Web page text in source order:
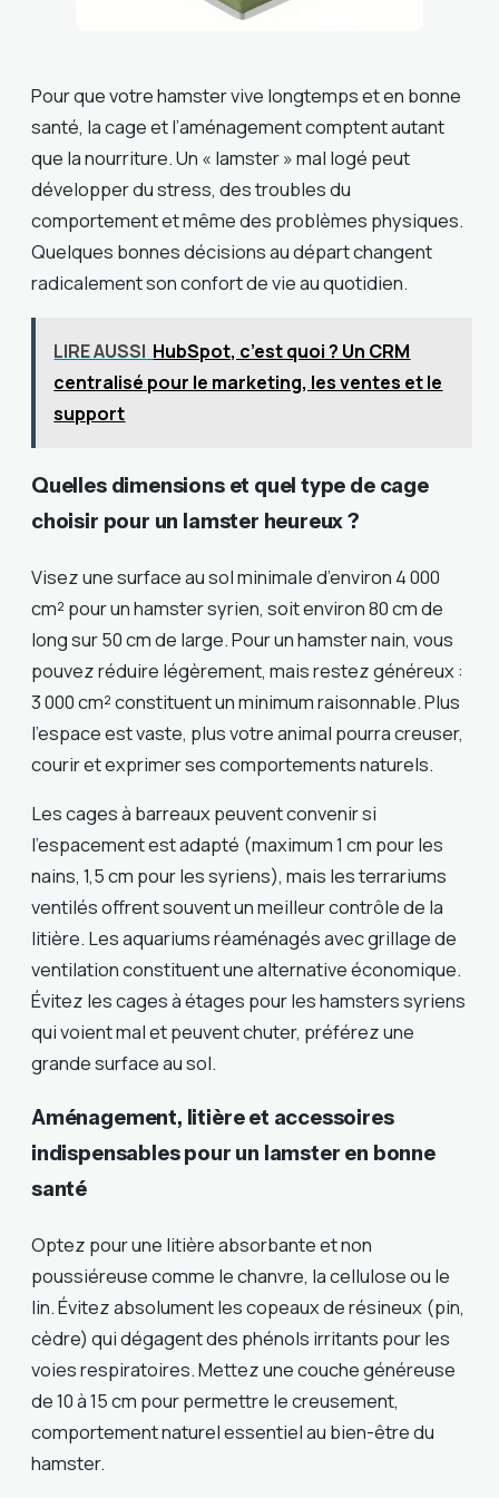
Pour que votre hamster vive longtemps et en bonne
santé, la cage et l’aménagement comptent autant
que la nourriture. Un « lamster » mal logé peut
développer du stress, des troubles du
comportement et même des problèmes physiques.
Quelques bonnes décisions au départ changent
radicalement son confort de vie au quotidien.
LIRE AUSSI HubSpot, c’est quoi ? Un CRM
centralisé pour le marketing, les ventes et le
support
Quelles dimensions et quel type de cage
choisir pour un lamster heureux ?
Visez une surface au sol minimale d’environ 4 000
cm² pour un hamster syrien, soit environ 80 cm de
long sur 50 cm de large. Pour un hamster nain, vous
pouvez réduire légèrement, mais restez généreux :
3 000 cm² constituent un minimum raisonnable. Plus
l’espace est vaste, plus votre animal pourra creuser,
courir et exprimer ses comportements naturels.
Les cages à barreaux peuvent convenir si
l’espacement est adapté (maximum 1 cm pour les
nains, 1,5 cm pour les syriens), mais les terrariums
ventilés offrent souvent un meilleur contrôle de la
litière. Les aquariums réaménagés avec grillage de
ventilation constituent une alternative économique.
Évitez les cages à étages pour les hamsters syriens
qui voient mal et peuvent chuter, préférez une
grande surface au sol.
Aménagement, litière et accessoires
indispensables pour un lamster en bonne
santé
Optez pour une litière absorbante et non
poussiéreuse comme le chanvre, la cellulose ou le
lin. Évitez absolument les copeaux de résineux (pin,
cèdre) qui dégagent des phénols irritants pour les
voies respiratoires. Mettez une couche généreuse
de 10 à 15 cm pour permettre le creusement,
comportement naturel essentiel au bien-être du
hamster.